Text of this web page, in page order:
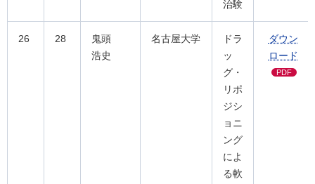
治験
26 28
鬼頭
浩史
名古屋大学
ドラ
ッ
グ・
リポ
ジシ
ョニ
ング
によ
る軟
ダウン
ロード
PDF